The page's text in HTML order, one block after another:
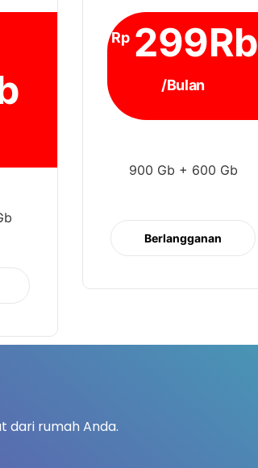
Rp 299Rb
/Bulan
900 Gb + 600 Gb
Berlangganan
dari rumah Anda.